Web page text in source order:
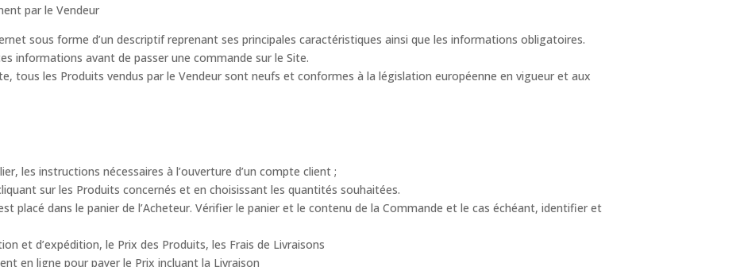
par le Vendeur
sous forme d’un descriptif reprenant ses principales caractéristiques ainsi que les informations obligatoires.
informations avant de passer une commande sur le Site.
tous les Produits vendus par le Vendeur sont neufs et conformes à la législation européenne en vigueur et aux
les instructions nécessaires à l’ouverture d’un compte client ;
sur les Produits concernés et en choisissant les quantités souhaitées.
placé dans le panier de l’Acheteur. Vérifier le panier et le contenu de la Commande et le cas échéant, identifier et
et d’expédition, le Prix des Produits, les Frais de Livraisons
en ligne pour payer le Prix incluant la Livraison